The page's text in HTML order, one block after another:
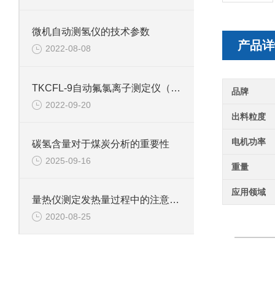
产品
品牌
出料粒度
电机功率
重量
应用领域
微机自动测氢仪的技术参数
2022-08-08
TKCFL-9自动氟氯离子测定仪（含自动冷凝循环）产品介绍
2022-09-20
碳氢含量对于煤炭分析的重要性
2025-09-16
量热仪测定发热量过程中的注意事项
2020-08-25